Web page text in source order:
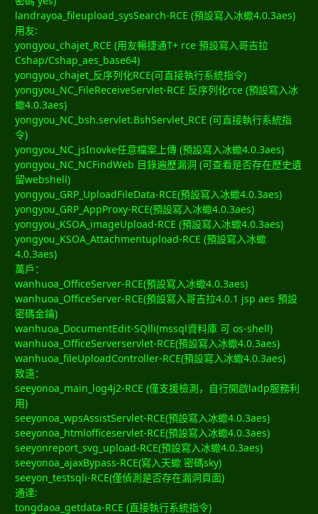
landrayoa_fileupload_sysSearch-RCE (預設寫入冰蠍4.0.3aes)
用友:
yongyou_chajet_RCE (用友暢捷通T+ rce 預設寫入哥吉拉
Cshap/Cshap_aes_base64)
yongyou_chajet_反序列化RCE(可直接執行系統指令)
yongyou_NC_FileReceiveServlet-RCE 反序列化rce (預設寫入冰
蠍4.0.3aes)
yongyou_NC_bsh.servlet.BshServlet_RCE (可直接執行系統指
令)
yongyou_NC_jsInovke任意檔案上傳 (預設寫入冰蠍4.0.3aes)
yongyou_NC_NCFindWeb 目錄遍歷漏洞 (可查看是否存在歷史遺
留webshell)
yongyou_GRP_UploadFileData-RCE(預設寫入冰蠍4.0.3aes)
yongyou_GRP_AppProxy-RCE(預設寫入冰蠍4.0.3aes)
yongyou_KSOA_imageUpload-RCE (預設寫入冰蠍4.0.3aes)
yongyou_KSOA_Attachmentupload-RCE (預設寫入冰蠍
4.0.3aes)
萬戶：
wanhuoa_OfficeServer-RCE(預設寫入冰蠍4.0.3aes)
wanhuoa_OfficeServer-RCE(預設寫入哥吉拉4.0.1 jsp aes 預設
密碼金鑰)
wanhuoa_DocumentEdit-SQlli(mssql資料庫 可 os-shell)
wanhuoa_OfficeServerservlet-RCE(預設寫入冰蠍4.0.3aes)
wanhuoa_fileUploadController-RCE(預設寫入冰蠍4.0.3aes)
致遠：
seeyonoa_main_log4j2-RCE (僅支援檢測，自行開啟ladp服務利
用)
seeyonoa_wpsAssistServlet-RCE(預設寫入冰蠍4.0.3aes)
seeyonoa_htmlofficeservlet-RCE(預設寫入冰蠍4.0.3aes)
seeyonreport_svg_upload-RCE(預設寫入冰蠍4.0.3aes)
seeyonoa_ajaxBypass-RCE(寫入天蠍 密碼sky)
seeyon_testsqli-RCE(僅偵測是否存在漏洞頁面)
通達:
tongdaoa_getdata-RCE (直接執行系統指令)